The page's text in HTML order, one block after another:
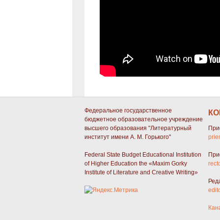
Федеральное государственное
бюджетное образовательное учреждение
высшего образования "Литературный
институт имени А. М. Горького"
Federal State Budget Educational Institution
of Higher Education the «Maxim Gorky
Institute of Literature and Creative Writing»